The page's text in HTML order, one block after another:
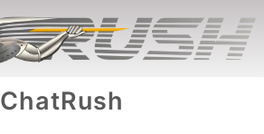
ChatRush